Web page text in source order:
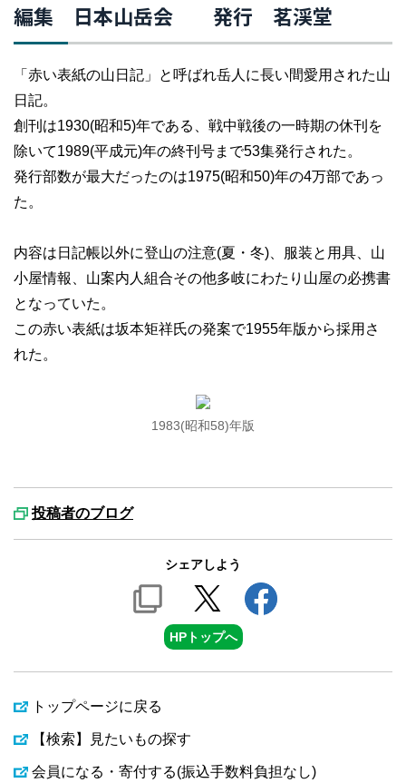
編集 日本山岳会 発行 茗渓堂
「赤い表紙の山日記」と呼ばれ岳人に長い間愛用された山
日記。
創刊は1930(昭和5)年である、戦中戦後の一時期の休刊を
除いて1989(平成元)年の終刊号まで53集発行された。
発行部数が最大だったのは1975(昭和50)年の4万部であっ
た。
内容は日記帳以外に登山の注意(夏・冬)、服装と用具、山
小屋情報、山案内人組合その他多岐にわたり山屋の必携書
となっていた。
この赤い表紙は坂本矩祥氏の発案で1955年版から採用さ
れた。
1983(昭和58)年版
投稿者のブログ
シェアしよう
HPトップへ
トップページに戻る
【検索】見たいもの探す
会員になる・寄付する(振込手数料負担なし)